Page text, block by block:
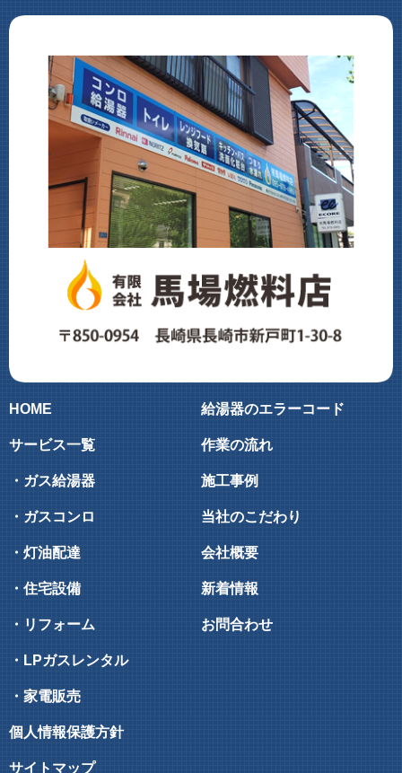
HOME
サービス一覧
・ガス給湯器
・ガスコンロ
・灯油配達
・住宅設備
・リフォーム
・LPガスレンタル
・家電販売
給湯器のエラーコード
作業の流れ
施工事例
当社のこだわり
会社概要
新着情報
お問合わせ
個人情報保護方針
サイトマップ